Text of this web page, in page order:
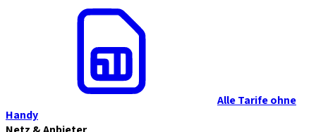
Alle Tarife ohne
Handy